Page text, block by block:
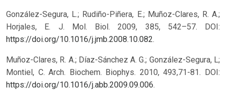
González-Segura, L.; Rudiño-Piñera, E.; Muñoz-Clares, R. A.;
Horjales, E. J. Mol. Biol. 2009, 385, 542–57. DOI:
https://doi.org/10.1016/j.jmb.2008.10.082.
Muñoz-Clares, R. A.; Díaz-Sánchez A. G.; González-Segura, L;
Montiel, C. Arch. Biochem. Biophys. 2010, 493,71-81. DOI:
https://doi.org/10.1016/j.abb.2009.09.006.